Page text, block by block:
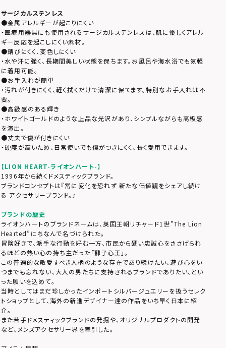
サージカルステンレス
●金属アレルギーが起こりにくい
・医療用器具にも使用されるサージカルステンレスは、肌に優しくアレル
ギー反応を起こしにくい素材。
●錆びにくく、変色しにくい
・水や汗に強く、長期間美しい状態を保ちます。お風呂や海水浴でも気軽
に着用可能。
●お手入れが簡単
・汚れが付きにくく、軽く拭くだけで清潔に保てます。特別なお手入れは不
要。
●高級感のある輝き
・ホワイトゴールドのような上品な光沢があり、シンプルながらも高級感
を演出。
●丈夫で傷が付きにくい
・硬度が高いため、日常使いでも傷がつきにくく、長く愛用できます。
【LION HEART-ライオンハート-】
1996年から続くドメスティックブランド。
ブランドコンセプトは『常に変化を恐れず 新たな価値観をシェアし続け
る アクセサリーブランド。』
ブランドの歴史
ライオンハートのブランドネームは、英国王朝リチャード1世”The Lion
Hearted”にちなんで名づけられた。
冒険好きで、派手な行動を好む一方、市民から硬い忠誠心をささげられ
るほどの熱い心の持ち主だった「獅子心王」。
この普遍的な敬愛すべき人柄のような存在であり続けたい、遊び心をい
つまでも忘れない、大人の男たちに支持されるブランドでありたい、とい
った願いを込めて。
当時としてはまだ珍しかったインポートシルバージュエリーを扱うセレク
トショップとして、海外の新進デザイナー達の作品をいち早く日本に紹
介。
また若手ドメスティックブランドの発掘や、オリジナルプロダクトの開発
など、メンズアクセサリー界を牽引した。